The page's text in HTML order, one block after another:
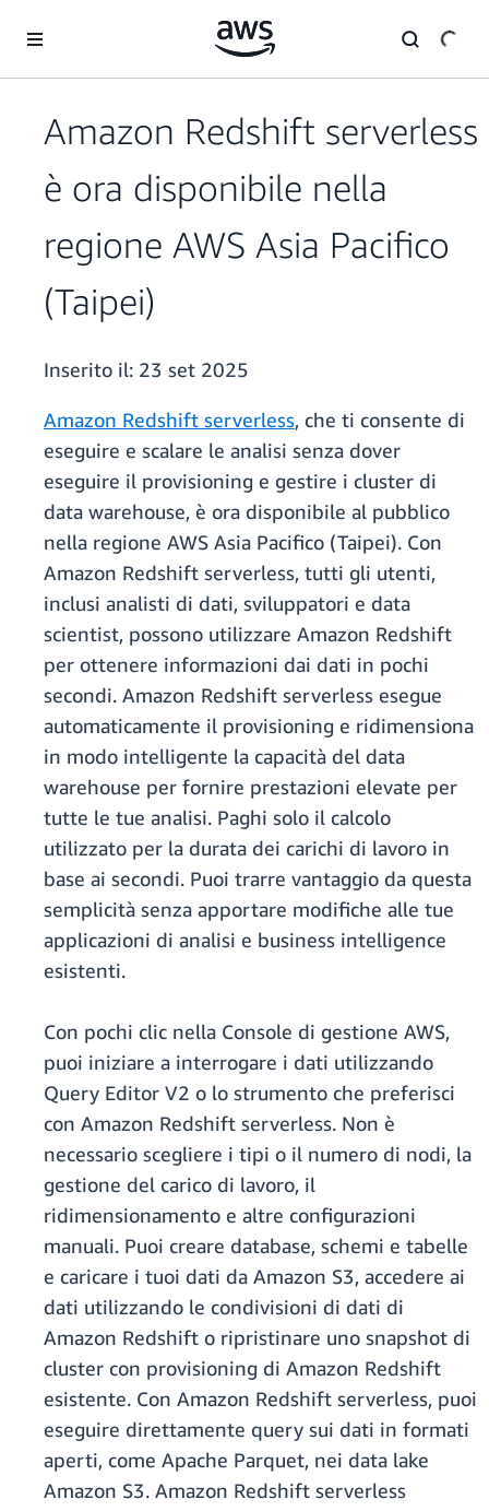
Amazon Redshift serverless
è ora disponibile nella
regione AWS Asia Pacifico
(Taipei)
Inserito il: 23 set 2025
Amazon Redshift serverless, che ti consente di
eseguire e scalare le analisi senza dover
eseguire il provisioning e gestire i cluster di
data warehouse, è ora disponibile al pubblico
nella regione AWS Asia Pacifico (Taipei). Con
Amazon Redshift serverless, tutti gli utenti,
inclusi analisti di dati, sviluppatori e data
scientist, possono utilizzare Amazon Redshift
per ottenere informazioni dai dati in pochi
secondi. Amazon Redshift serverless esegue
automaticamente il provisioning e ridimensiona
in modo intelligente la capacità del data
warehouse per fornire prestazioni elevate per
tutte le tue analisi. Paghi solo il calcolo
utilizzato per la durata dei carichi di lavoro in
base ai secondi. Puoi trarre vantaggio da questa
semplicità senza apportare modifiche alle tue
applicazioni di analisi e business intelligence
esistenti.
Con pochi clic nella Console di gestione AWS,
puoi iniziare a interrogare i dati utilizzando
Query Editor V2 o lo strumento che preferisci
con Amazon Redshift serverless. Non è
necessario scegliere i tipi o il numero di nodi, la
gestione del carico di lavoro, il
ridimensionamento e altre configurazioni
manuali. Puoi creare database, schemi e tabelle
e caricare i tuoi dati da Amazon S3, accedere ai
dati utilizzando le condivisioni di dati di
Amazon Redshift o ripristinare uno snapshot di
cluster con provisioning di Amazon Redshift
esistente. Con Amazon Redshift serverless, puoi
eseguire direttamente query sui dati in formati
aperti, come Apache Parquet, nei data lake
Amazon S3. Amazon Redshift serverless